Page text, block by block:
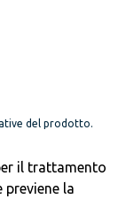
del prodotto.
il trattamento
previene la